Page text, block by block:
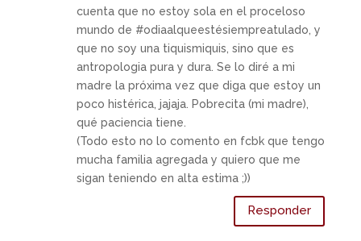
cuenta que no estoy sola en el proceloso
mundo de #odiaalqueestésiempreatulado, y
que no soy una tiquismiquis, sino que es
antropologia pura y dura. Se lo diré a mi
madre la próxima vez que diga que estoy un
poco histérica, jajaja. Pobrecita (mi madre),
qué paciencia tiene.
(Todo esto no lo comento en fcbk que tengo
mucha familia agregada y quiero que me
sigan teniendo en alta estima ;))
Responder